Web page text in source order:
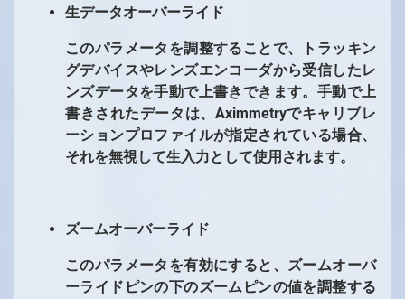
生データオーバーライド
このパラメータを調整することで、トラッキン
グデバイスやレンズエンコーダから受信したレ
ンズデータを手動で上書きできます。手動で上
書きされたデータは、Aximmetryでキャリブレ
ーションプロファイルが指定されている場合、
それを無視して生入力として使用されます。
ズームオーバーライド
このパラメータを有効にすると、ズームオーバ
ーライドピンの下のズームピンの値を調整する